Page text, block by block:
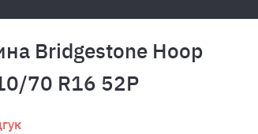
Bridgestone Hoop
70 R16 52P